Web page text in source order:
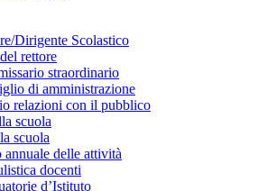
Dirigente Scolastico
rettore
straordinario
di amministrazione
relazioni con il pubblico
scuola
scuola
annuale delle attività
docenti
d’Istituto